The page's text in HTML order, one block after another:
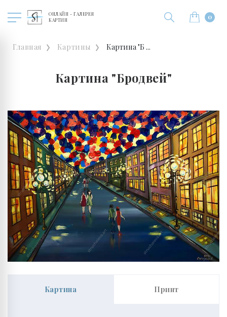
ОНЛАЙН - ГАЛЕРЕЯ
КАРТИН
0
Главная Картины Картина "Б ...
Картина "Бродвей"
Картина Принт